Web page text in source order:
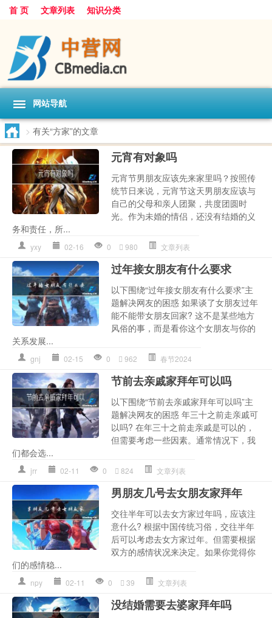
首 页 文章列表 知识分类
网站导航
> 有关“方家”的文章
元宵有对象吗
元宵节男朋友应该先来家里吗？按照传
统节日来说，元宵节这天男朋友应该与
自己的父母和亲人团聚，共度团圆时
光。作为未婚的情侣，还没有结婚的义
务和责任，所...
yxy 02-16 0 980 文章列表
过年接女朋友有什么要求
以下围绕“过年接女朋友有什么要求”主
题解决网友的困惑 如果谈了女朋友过年
能不能带女朋友回家? 这不是某些地方
风俗的事，而是看你这个女朋友与你的
关系发展...
gnj 02-15 0 962 春节2024
节前去亲戚家拜年可以吗
以下围绕“节前去亲戚家拜年可以吗”主
题解决网友的困惑 年三十之前走亲戚可
以吗? 在年三十之前走亲戚是可以的，
但需要考虑一些因素。通常情况下，我
们都会选...
jrr 02-11 0 824 文章列表
男朋友几号去女朋友家拜年
交往半年可以去女方家过年吗，应该注
意什么? 根据中国传统习俗，交往半年
后可以考虑去女方家过年。但需要根据
双方的感情状况来决定。如果你觉得你
们的感情稳...
npy 02-11 0 39 文章列表
没结婚需要去婆家拜年吗